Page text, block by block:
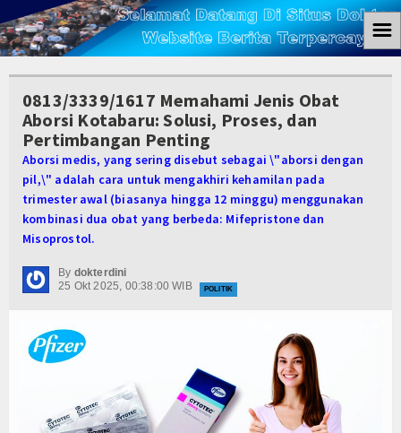
Home
Berita
Ham
Kemiskinan
Koruptor
Ekonomi
Hukum
Internasional
☰
0813/3339/1617 Memahami Jenis Obat
Aborsi Kotabaru: Solusi, Proses, dan
Pertimbangan Penting
Aborsi medis, yang sering disebut sebagai \"aborsi dengan
pil,\" adalah cara untuk mengakhiri kehamilan pada
trimester awal (biasanya hingga 12 minggu) menggunakan
kombinasi dua obat yang berbeda: Mifepristone dan
Misoprostol.
By dokterdini
25 Okt 2025, 00:38:00 WIB
POLITIK